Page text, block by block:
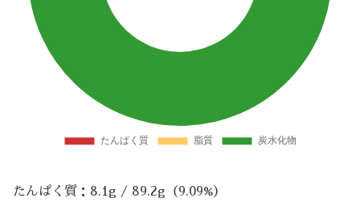
たんぱく質：8.1g / 89.2g（9.09%）